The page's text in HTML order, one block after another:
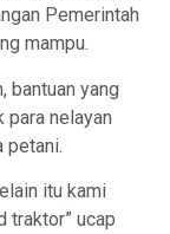
Pemerintah
mampu.
bantuan yang
para nelayan
petani.
itu kami
traktor” ucap